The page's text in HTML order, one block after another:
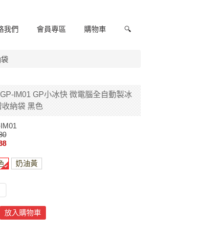
我們 會員專區 購物車 🔍
IM01 GP小冰快 微電腦全自動製冰
收納袋 黑色
奶油黃
放入購物車